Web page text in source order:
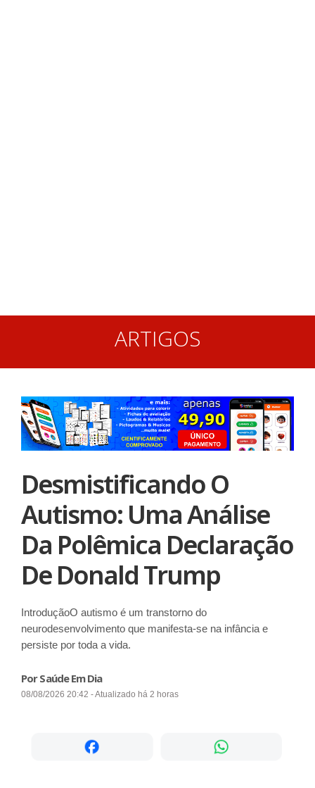
ARTIGOS
Desmistificando O
Autismo: Uma Análise
Da Polêmica Declaração
De Donald Trump
IntroduçãoO autismo é um transtorno do
neurodesenvolvimento que manifesta-se na infância e
persiste por toda a vida.
Por Saúde Em Dia
08/08/2026 20:42 - Atualizado há 2 horas